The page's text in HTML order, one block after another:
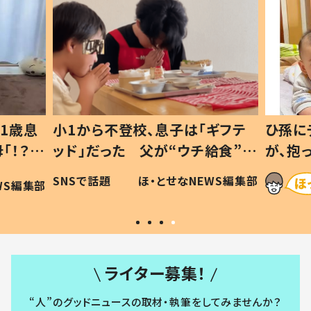
歳息
？」
編集部
小1から不登校、息子は「ギフテ
ッド」だった 父が“ウチ給食”を
作り続ける理由とは #令和の親
#令和の子
SNSで話題 ほ・とせなNEWS編集部
ひ孫
が、
「涙が
い」
ライター募集！
“人”のグッドニュースの取材・執筆をしてみませんか？